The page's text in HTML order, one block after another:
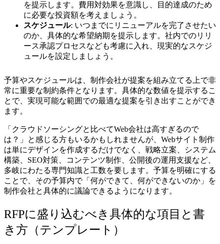
を提示します。費用対効果を意識し、目的達成のため
に必要な投資額を考えましょう。
スケジュール: いつまでにリニューアルを完了させたい
のか、具体的な希望納期を提示します。社内でのリリ
ース承認プロセスなども考慮に入れ、現実的なスケジ
ュールを設定しましょう。
予算やスケジュールは、制作会社が提案を組み立てる上で非
常に重要な制約条件となります。具体的な数値を提示するこ
とで、実現可能な範囲での最適な提案を引き出すことができ
ます。
「クラウドソーシングと比べてWeb会社は高すぎるので
は？」と感じる方もいるかもしれませんが、Webサイト制作
は単にデザインを作成するだけでなく、戦略立案、システム
構築、SEO対策、コンテンツ制作、公開後の運用支援など、
多岐にわたる専門知識と工数を要します。予算を明確にする
ことで、その予算内で「何ができて、何ができないのか」を
制作会社と具体的に議論できるようになります。
RFPに盛り込むべき具体的な項目と書
き方（テンプレート）